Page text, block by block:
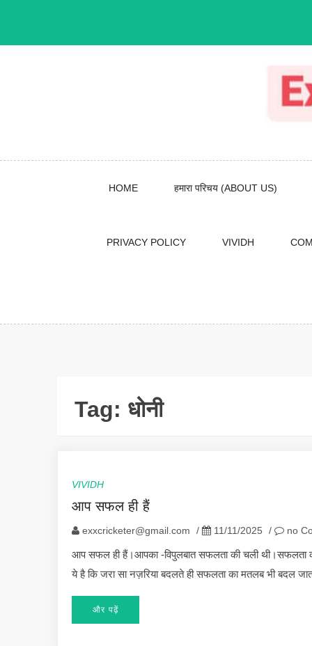
HOME हमारा परिचय (ABOUT US)
PRIVACY POLICY VIVIDH
Tag: धोनी
VIVIDH
आप सफल ही हैं
exxcricketer@gmail.com / 11/11/2025 / no
आप सफल ही हैं।आपका -विपुलबात सफलता की चली थी।सफलता
ये है कि जरा सा नज़रिया बदलते ही सफलता का मतलब भी बदल
और पढ़ें